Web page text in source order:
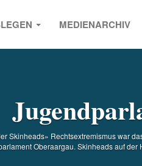
MEDIENARCHIV
Skinheads» Rechtsextremismus war
Oberaargau. Skinheads auf der